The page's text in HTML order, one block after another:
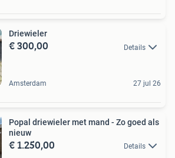
Driewieler
€ 300,00 Details
Amsterdam 27 jul 26
Popal driewieler met mand - Zo goed als
nieuw
€ 1.250,00 Details